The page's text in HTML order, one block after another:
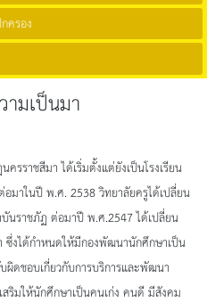
ครอง
มเป็นมา
รราชสีมา ได้เริ่มตั้งแต่ยังเป็นโรงเรียน
มาในปี พ.ศ. 2538 วิทยาลัยครูได้เปลี่ยน
นราชภัฏ ต่อมาปี พ.ศ.2547 ได้เปลี่ยน
ซึ่งได้กำหนดให้มีกองพัฒนานักศึกษาเป็น
ผิดชอบเกี่ยวกับการบริการและพัฒนา
ริมให้นักศึกษาเป็นคนเก่ง คนดี มีสังคม